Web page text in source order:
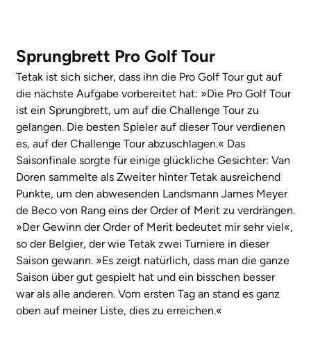
Sprungbrett Pro Golf Tour
Tetak ist sich sicher, dass ihn die Pro Golf Tour gut auf
die nächste Aufgabe vorbereitet hat: »Die Pro Golf Tour
ist ein Sprungbrett, um auf die Challenge Tour zu
gelangen. Die besten Spieler auf dieser Tour verdienen
es, auf der Challenge Tour abzuschlagen.« Das
Saisonfinale sorgte für einige glückliche Gesichter: Van
Doren sammelte als Zweiter hinter Tetak ausreichend
Punkte, um den abwesenden Landsmann James Meyer
de Beco von Rang eins der Order of Merit zu verdrängen.
»Der Gewinn der Order of Merit bedeutet mir sehr viel«,
so der Belgier, der wie Tetak zwei Turniere in dieser
Saison gewann. »Es zeigt natürlich, dass man die ganze
Saison über gut gespielt hat und ein bisschen besser
war als alle anderen. Vom ersten Tag an stand es ganz
oben auf meiner Liste, dies zu erreichen.«